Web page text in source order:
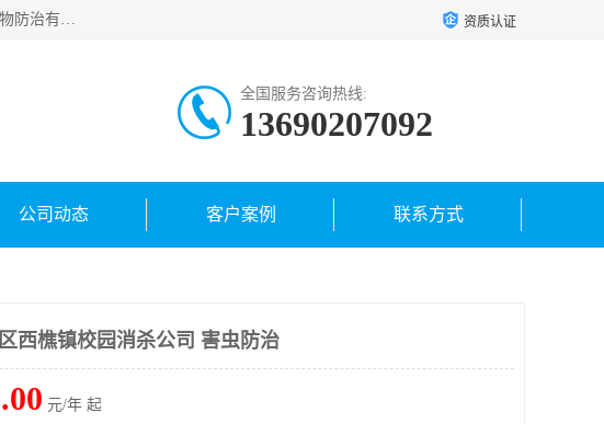
佛山白蚁防治公司,佛山白蚁防治哪家好,佛山杀虫公司,佛山除四害公司,佛山灭白蚁公司,佛山白蚁防治佛山儒创有害生物防治有限公司是一家佛山杀虫公司、佛山除四害公司、佛山灭白蚁公司、佛山白蚁防治公司，让您远离虫害困扰。要问佛山白蚁防治哪家好？佛山儒创有害生物防治有限公司全佛山、广州，正规公司，上门勘查，可靠，售后有保障。 资质认证
全国服务咨询热线:
13690207092
公司动态 客户案例 联系方式
西樵镇校园消杀公司 害虫防治
元/年 起